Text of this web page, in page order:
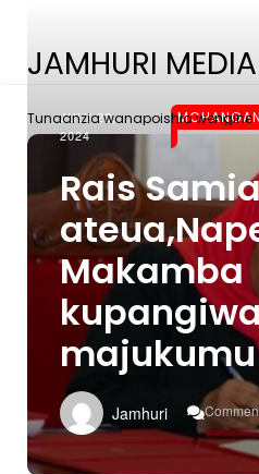
JAMHURI MEDIA
Tunaanzia wanapoishia wengine
JULY 22,
2024
Rais
Makamba
Jamhuri